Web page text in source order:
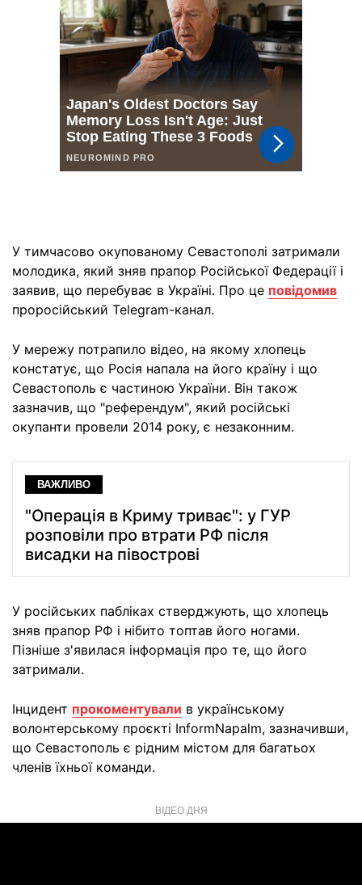
У тимчасово окупованому Севастополі затримали
молодика, який зняв прапор Російської Федерації і
заявив, що перебуває в Україні. Про це повідомив
проросійський Telegram-канал.
У мережу потрапило відео, на якому хлопець
констатує, що Росія напала на його країну і що
Севастополь є частиною України. Він також
зазначив, що "референдум", який російські
окупанти провели 2014 року, є незаконним.
ВАЖЛИВО
"Операція в Криму триває": у ГУР
розповіли про втрати РФ після
висадки на півострові
У російських пабліках стверджують, що хлопець
зняв прапор РФ і нібито топтав його ногами.
Пізніше з'явилася інформація про те, що його
затримали.
Інцидент прокоментували в українському
волонтерському проєкті InformNapalm, зазначивши,
що Севастополь є рідним містом для багатьох
членів їхньої команди.
ВІДЕО ДНЯ